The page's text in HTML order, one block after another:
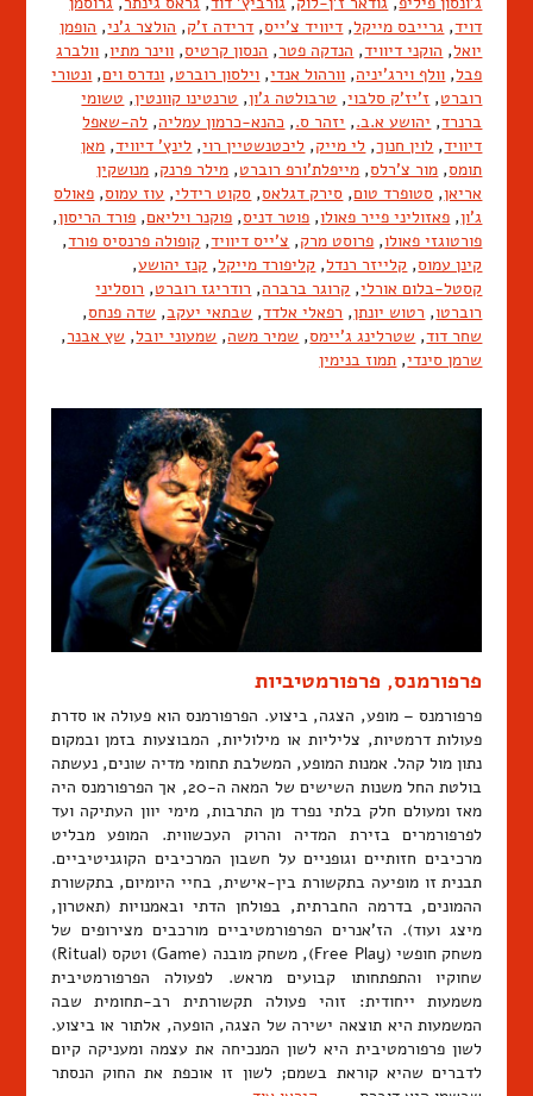
דויד, גרייבס מייקל, דיוויד צ'ייס, דרידה ז'ק, הולצר ג'ני, הופמן
יואל, הוקני דיוויד, הנדקה פטר, הנסון קרטיס, ווינר מתיו, וולברג
פבל, וולף וירג'יניה, וורהול אנדי, וילסון רוברט, ונדרס וים, ונטורי
רוברט, ז'יז'ק סלבוי, טרבולטה ג'ון, טרנטינו קוונטין, טשומי
ברנרד, יהושע א.ב., יזהר ס., כהנא-כרמון עמליה, לה-שאפל
דיוויד, לוין חנוך, לי מייק, ליכטנשטיין רוי, לינץ' דיוויד, מאן
תומס, מור צ'רלס, מייפלת'ורפ רוברט, מילר פרנק, מנושקין
אריאן, סטופרד טום, סירק דגלאס, סקוט רידלי, עוז עמוס, פאולס
ג'ון, פאזוליני פייר פאולו, פוטר דניס, פוקנר ויליאם, פורד הריסון,
פורטוגזי פאולו, פרוסט מרק, צ'ייס דיוויד, קופולה פרנסיס פורד,
קינן עמוס, קלייזר רנדל, קליפורד מייקל, קנז יהושע,
קסטל-בלום אורלי, קרוגר ברברה, רודריגז רוברט, רוסליני
רוברטו, רטוש יונתן, רפאלי אלדד, שבתאי יעקב, שדה פנחס,
שחר דוד, שטרלינג ג'יימס, שמיר משה, שמעוני יובל, שץ אבנר,
שרמן סינדי, תמוז בנימין
פרפורמנס, פרפורמטיביות
פרפורמנס – מופע, הצגה, ביצוע. הפרפורמנס הוא פעולה או סדרת
פעולות דרמטיות, צליליות או מילוליות, המבוצעות בזמן ובמקום
נתון מול קהל. אמנות המופע, המשלבת תחומי מדיה שונים, נעשתה
בולטת החל משנות השישים של המאה ה-20, אך הפרפורמנס היה
מאז ומעולם חלק בלתי נפרד מן התרבות, מימי יוון העתיקה ועד
לפרפורמרים בזירת המדיה והרוק העכשווית. המופע מבליט
מרכיבים חזותיים וגופניים על חשבון המרכיבים הקוגניטיביים.
תבנית זו מופיעה בתקשורת בין-אישית, בחיי היומיום, בתקשורת
ההמונים, בדרמה החברתית, בפולחן הדתי ובאמנויות (תאטרון,
מיצג ועוד). הז'אנרים הפרפורמטיביים מורכבים מצירופים של
משחק חופשי (Free Play), משחק מובנה (Game) וטקס (Ritual)
שחוקיו והתפתחותו קבועים מראש. לפעולה הפרפורמטיבית
משמעות ייחודית: זוהי פעולה תקשורתית רב-תחומית שבה
המשמעות היא תוצאה ישירה של הצגה, הופעה, אלתור או ביצוע.
לשון פרפורמטיבית היא לשון המנכיחה את עצמה ומעניקה קיום
לדברים שהיא קוראת בשמם; לשון זו אוכפת את החוק הנסתר